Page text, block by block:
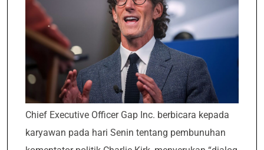
Chief Executive Officer Gap Inc. berbicara kepada
karyawan pada hari Senin tentang pembunuhan